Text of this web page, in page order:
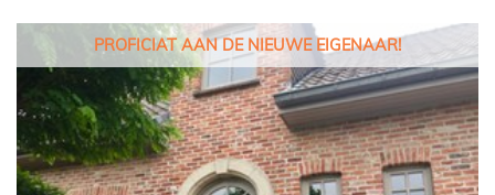
PROFICIAT AAN DE NIEUWE EIGENAAR!